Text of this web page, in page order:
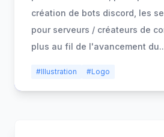
création de bots discord, les
pour serveurs / créateurs de
plus au fil de l'avancement du
#Illustration #Logo